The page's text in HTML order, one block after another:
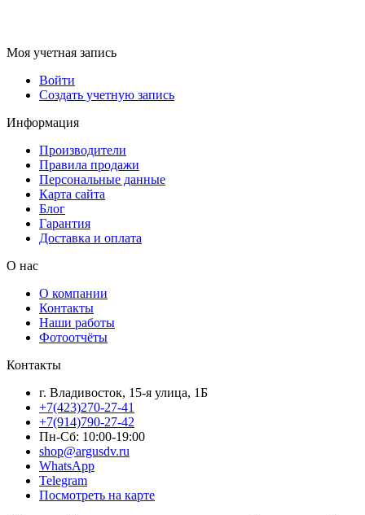
Моя учетная запись
Войти
Создать учетную запись
Информация
Производители
Правила продажи
Персональные данные
Карта сайта
Блог
Гарантия
Доставка и оплата
О нас
О компании
Контакты
Наши работы
Фотоотчёты
Контакты
г. Владивосток, 15-я улица, 1Б
+7(423)270-27-41
+7(914)790-27-42
Пн-Сб: 10:00-19:00
shop@argusdv.ru
WhatsApp
Telegram
Посмотреть на карте